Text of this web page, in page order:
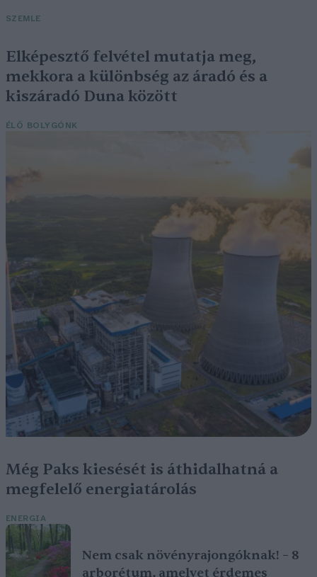
SZEMLE
Elképesztő felvétel mutatja meg,
mekkora a különbség az áradó és a
kiszáradó Duna között
ÉLŐ BOLYGÓNK
Még Paks kiesését is áthidalhatná a
megfelelő energiatárolás
ENERGIA
Nem csak növényrajongóknak! – 8
arborétum, amelyet érdemes